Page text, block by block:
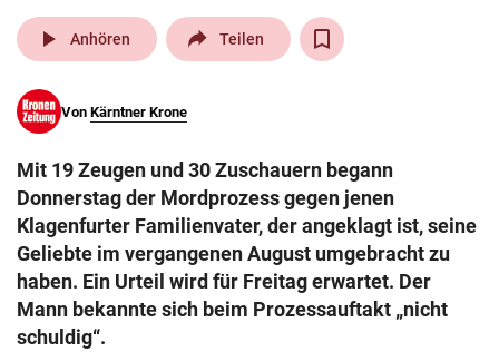
pin_drop
Wien arrow_right
search
eingeben
© Krone Multimedia GmbH & Co KG 2026
Muthgasse 2, 1190 Wien
play_arrow Anhören Teilen
Von Kärntner Krone
Mit 19 Zeugen und 30 Zuschauern begann
Donnerstag der Mordprozess gegen jenen
Klagenfurter Familienvater, der angeklagt ist, seine
Geliebte im vergangenen August umgebracht zu
haben. Ein Urteil wird für Freitag erwartet. Der
Mann bekannte sich beim Prozessauftakt „nicht
schuldig“.